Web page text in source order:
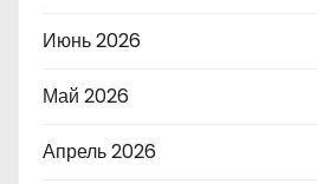
Июнь 2026
Май 2026
Апрель 2026